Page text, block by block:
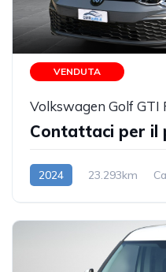
VENDUTA
Contattaci per il
2024 23.293km